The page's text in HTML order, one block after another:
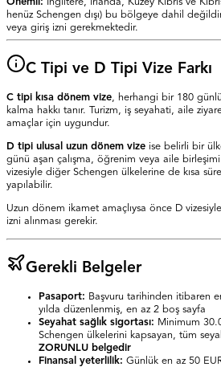
henüz Schengen dışı) bu bölgeye dahil
veya giriş izni gerekmektedir.
C Tipi ve D Tipi Vize Farkı
C tipi kısa dönem vize, herhangi bir 180
kalma hakkı tanır. Turizm, iş seyahati, aile
amaçlar için uygundur.
D tipi ulusal uzun dönem vize ise belirli bir
günü aşan çalışma, öğrenim veya aile
vizesiyle diğer Schengen ülkelerine de kısa
yapılabilir.
Uzun dönem ikamet amaçlıysa önce D
izni alınması gerekir.
Gerekli Belgeler
Pasaport: Başvuru tarihinden itibaren
yılda düzenlenmiş, en az 2 boş sayfa
Seyahat sağlık sigortası: Minimum
Schengen ülkelerini kapsayan, tüm
ZORUNLU belgedir
Finansal yeterlilik: Günlük en az 50